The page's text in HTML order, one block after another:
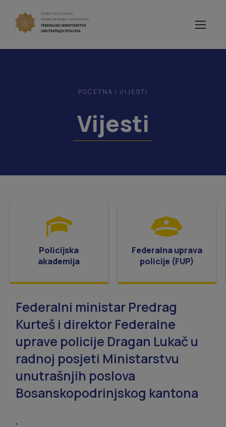
POČETNA / VIJESTI
Vijesti
Policijska
akademija
Federalna uprava
policije (FUP)
Federalni ministar Predrag
Kurteš i direktor Federalne
uprave policije Dragan Lukač u
radnoj posjeti Ministarstvu
unutrašnjih poslova
Bosanskopodrinjskog kantona
,